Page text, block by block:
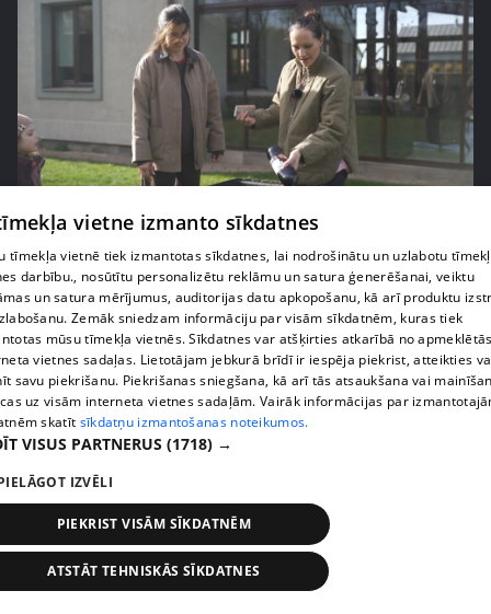
Grila sezonā lieliski iespējams ievērot veselīga
uztura principus
13. epizode
pirms 3 mēnešiem
vietne izmanto sīkdatnes
tīmekļa vietnē tiek izmantotas sīkdatnes, lai nodrošinātu un uzlabotu
darbību., nosūtītu personalizētu reklāmu un satura ģenerēšanai, veiktu
un satura mērījumus, auditorijas datu apkopošanu, kā arī produktu
Zemāk sniedzam informāciju par visām sīkdatnēm, kuras tiek
mūsu tīmekļa vietnēs. Sīkdatnes var atšķirties atkarībā no
vietnes sadaļas. Lietotājam jebkurā brīdī ir iespēja piekrist, atteikties
savu piekrišanu. Piekrišanas sniegšana, kā arī tās atsaukšana vai
uz visām interneta vietnes sadaļām. Vairāk informācijas par
skatīt sīkdatņu izmantošanas noteikumos.
VISUS PARTNERUS (1718) →
IZVĒLI
PIEKRIST VISĀM SĪKDATNĒM
ATSTĀT TEHNISKĀS SĪKDATNES